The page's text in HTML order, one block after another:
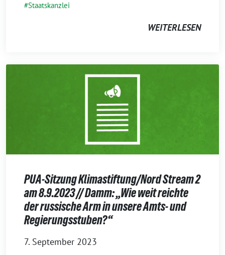
Staatskanzlei
WEITERLESEN
PUA-Sitzung Klimastiftung/Nord Stream 2
am 8.9.2023 // Damm: „Wie weit reichte
der russische Arm in unsere Amts- und
Regierungsstuben?“
7. September 2023